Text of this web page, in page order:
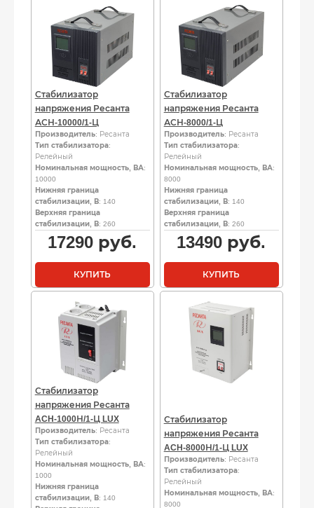
Стабилизатор
напряжения Ресанта
АСН-10000/1-Ц
Производитель: Ресанта
Тип стабилизатора:
Релейный
Номинальная мощность, ВА:
10000
Нижняя граница
стабилизации, В: 140
Верхняя граница
стабилизации, В: 260
17290 руб.
КУПИТЬ
Стабилизатор
напряжения Ресанта
АСН-8000/1-Ц
Производитель: Ресанта
Тип стабилизатора:
Релейный
Номинальная мощность, ВА:
8000
Нижняя граница
стабилизации, В: 140
Верхняя граница
стабилизации, В: 260
13490 руб.
КУПИТЬ
Стабилизатор
напряжения Ресанта
ACH-1000Н/1-Ц LUX
Производитель: Ресанта
Тип стабилизатора:
Релейный
Номинальная мощность, ВА:
1000
Нижняя граница
стабилизации, В: 140
Стабилизатор
напряжения Ресанта
ACH-8000Н/1-Ц LUX
Производитель: Ресанта
Тип стабилизатора:
Релейный
Номинальная мощность, ВА:
8000